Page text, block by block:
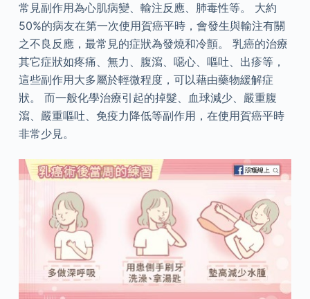
常見副作用為心肌病變、輸注反應、肺毒性等。 大約
50%的病友在第一次使用賀癌平時，會發生與輸注有關
之不良反應，最常見的症狀為發燒和冷顫。 乳癌的治療
其它症狀如疼痛、無力、腹瀉、噁心、嘔吐、出疹等，
這些副作用大多屬於輕微程度，可以藉由藥物緩解症
狀。 而一般化學治療引起的掉髮、血球減少、嚴重腹
瀉、嚴重嘔吐、免疫力降低等副作用，在使用賀癌平時
非常少見。